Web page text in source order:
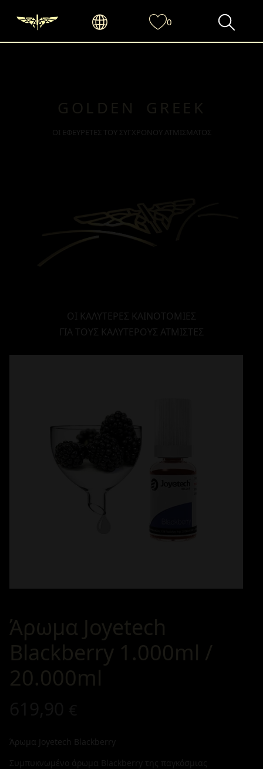
GOLDEN GREEK
ΟΙ ΕΦΕΥΡΕΤΕΣ ΤΟΥ ΣΥΓΧΡΟΝΟΥ ΑΤΜΙΣΜΑΤΟΣ
ΟΙ ΚΑΛΥΤΕΡΕΣ ΚΑΙΝΟΤΟΜΙΕΣ
ΓΙΑ ΤΟΥΣ ΚΑΛΥΤΕΡΟΥΣ ΑΤΜΙΣΤΕΣ
0
Άρωμα Joyetech
Blackberry 1.000ml /
20.000ml
Άρωμα Joyetech Blackberry
Συμπυκνωμένο άρωμα Blackberry της παγκόσμιας